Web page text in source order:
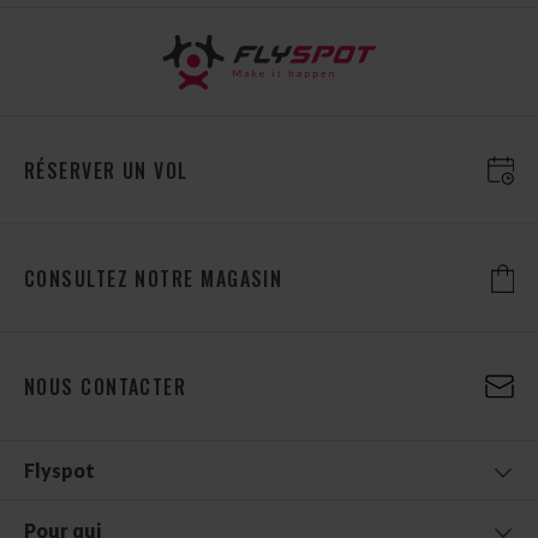
RÉSERVER UN VOL
CONSULTEZ NOTRE MAGASIN
NOUS CONTACTER
Flyspot
Pour qui